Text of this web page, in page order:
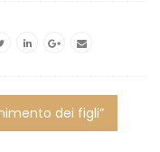
dei figli”